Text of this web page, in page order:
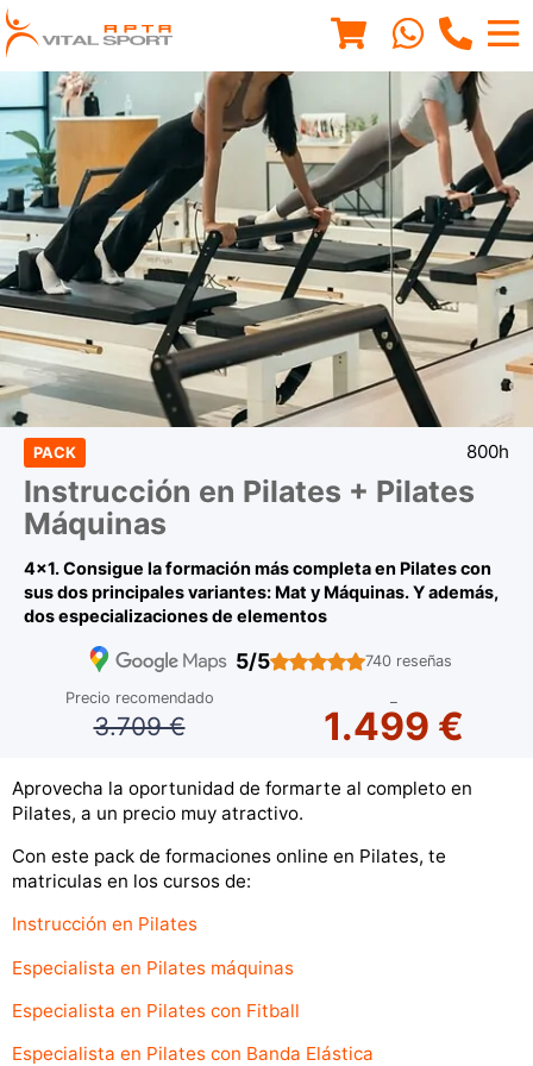
PACK 800h
Instrucción en Pilates + Pilates
Máquinas
4x1. Consigue la formación más completa en Pilates con
sus dos principales variantes: Mat y Máquinas. Y además,
dos especializaciones de elementos
5/5 740 reseñas
Precio recomendado
3.709 € 1.499 €
Aprovecha la oportunidad de formarte al completo en
Pilates, a un precio muy atractivo.
Con este pack de formaciones online en Pilates, te
matriculas en los cursos de:
Instrucción en Pilates
Especialista en Pilates máquinas
Especialista en Pilates con Fitball
Especialista en Pilates con Banda Elástica